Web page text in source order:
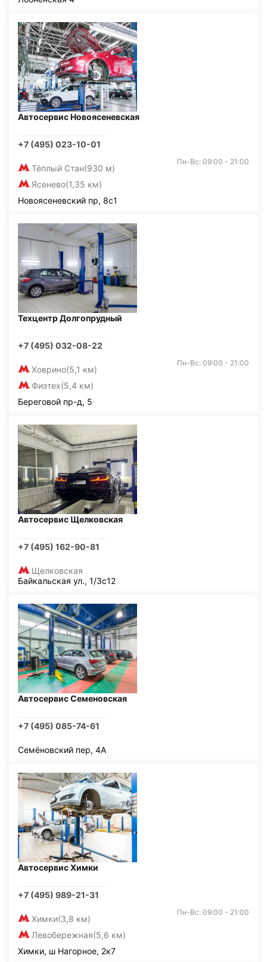
Автосервис Новоясеневская
+7 (495) 023-10-01
Тёплый Стан(930 м)
Ясенево(1,35 км)
Пн-Вс: 09:00 - 21:00
Новоясеневский пр, 8с1
Техцентр Долгопрудный
+7 (495) 032-08-22
Ховрино(5,1 км)
Физтех(5,4 км)
Пн-Вс: 09:00 - 21:00
Береговой пр-д, 5
Автосервис Щелковская
+7 (495) 162-90-81
Щелковская
Байкальская ул., 1/3с12
Автосервис Семеновская
+7 (495) 085-74-61
Семёновский пер, 4А
Автосервис Химки
+7 (495) 989-21-31
Химки(3,8 км)
Левобережная(5,6 км)
Пн-Вс: 09:00 - 21:00
Химки, ш Нагорное, 2к7